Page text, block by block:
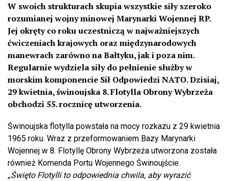
W swoich strukturach skupia wszystkie siły szeroko
rozumianej wojny minowej Marynarki Wojennej RP.
Jej okręty co roku uczestniczą w najważniejszych
ćwiczeniach krajowych oraz międzynarodowych
manewrach zarówno na Bałtyku, jak i poza nim.
Regularnie wydziela siły do pełnienie służby w
morskim komponencie Sił Odpowiedzi NATO. Dzisiaj,
29 kwietnia, świnoujska 8. Flotylla Obrony Wybrzeża
obchodzi 55. rocznicę utworzenia.
Świnoujska flotylla powstała na mocy rozkazu z 29 kwietnia
1965 roku. Wraz z przeformowaniem Bazy Marynarki
Wojennej w 8. Flotyllę Obrony Wybrzeża utworzona została
również Komenda Portu Wojennego Świnoujście.
„Święto Flotylli to odpowiednia chwila, aby wyrazić